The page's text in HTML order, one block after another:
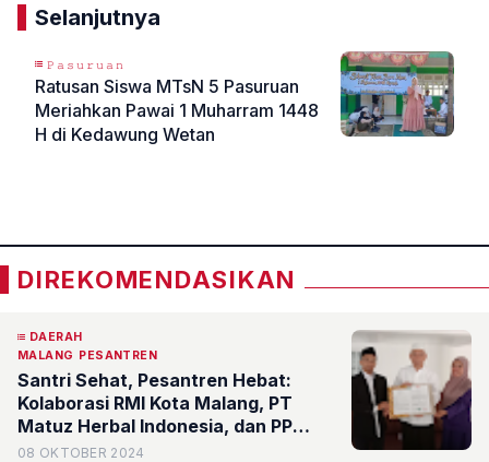
Selanjutnya
𝙿𝚊𝚜𝚞𝚛𝚞𝚊𝚗
Ratusan Siswa MTsN 5 Pasuruan
Meriahkan Pawai 1 Muharram 1448
H di Kedawung Wetan
DIREKOMENDASIKAN
DAERAH
MALANG PESANTREN
Santri Sehat, Pesantren Hebat:
Kolaborasi RMI Kota Malang, PT
Matuz Herbal Indonesia, dan PP
Bahrul Maghfirah untuk Pesantren
08 OKTOBER 2024